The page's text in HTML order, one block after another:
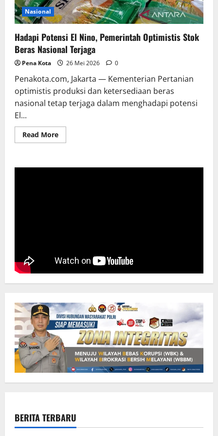
Nasional
Hadapi Potensi El Nino, Pemerintah Optimistis Stok
Beras Nasional Terjaga
Pena Kota 26 Mei 2026 0
Penakota.com, Jakarta — Kementerian Pertanian
optimistis produksi dan ketersediaan beras
nasional tetap terjaga dalam menghadapi potensi
El...
Read MoreRead
more
El
BERITA TERBARU